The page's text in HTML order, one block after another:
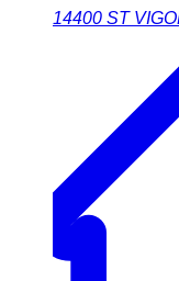
14400 ST